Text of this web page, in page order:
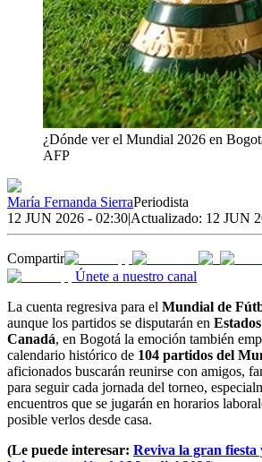
¿Dónde ver el Mundial 2026 en
AFP
María Fernanda SierraPeriodista
12 JUN 2026 - 02:30|Actualizado: 12 JUN
Compartir
Únete a nuestro canal
La cuenta regresiva para el Mundial de
aunque los partidos se disputarán en
Canadá, en Bogotá la emoción también
calendario histórico de 104 partidos del
aficionados buscarán reunirse con amigos,
para seguir cada jornada del torneo,
encuentros que se jugarán en horarios
posible verlos desde casa.
(Le puede interesar: Reviva la gran fiesta